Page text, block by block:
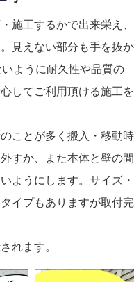
施工するかで出来栄え、
見えない部分も手を抜か
ように耐久性や品質の
してご利用頂ける施工を
ことが多く搬入・移動時
すか、また本体と壁の間
ようにします。サイズ・
イプもありますが取付完
れます。